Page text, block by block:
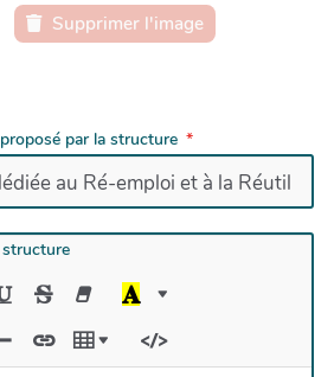
Supprimer l'image
par la structure
structure